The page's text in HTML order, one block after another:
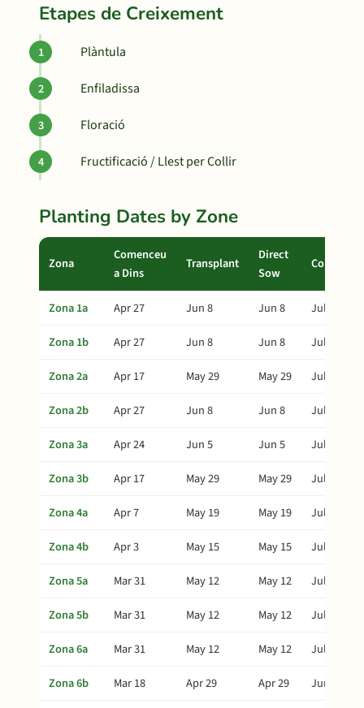
Etapes de Creixement
Plàntula
Enfiladissa
Floració
Fructificació / Llest per Collir
Planting Dates by Zone
Zona
Comenceu
a Dins
Transplant
Direct
Sow
Collita
Zona 1a Apr 27 Jun 8 Jun 8
Jul 28
Zona 1b
Apr 27 Jun 8 Jun 8
Jul 28
Zona 2a
Apr 17 May 29 May 29
Jul 18
Zona 2b
Apr 27 Jun 8 Jun 8
Jul 28
Zona 3a
Apr 24 Jun 5 Jun 5
Jul 25
Zona 3b
Apr 17 May 29 May 29
Jul 18
Zona 4a
Apr 7 May 19 May 19
Jul 8
Zona 4b
Apr 3 May 15 May 15
Jul 4
Zona 5a
Mar 31 May 12 May 12
Jul 1
Zona 5b
Mar 31 May 12 May 12
Jul 1
Zona 6a
Mar 31 May 12 May 12
Jul 1
Zona 6b
Mar 18 Apr 29 Apr 29
Jun 18